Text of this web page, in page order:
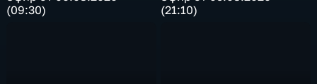
(09:30)
(21:10)